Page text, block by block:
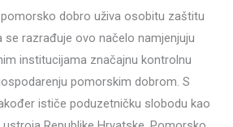
dobro uživa osobitu zaštitu
se razrađuje ovo načelo namjenjuju
institucijama značajnu kontrolnu
pomorskim dobrom. S
ističe poduzetničku slobodu kao